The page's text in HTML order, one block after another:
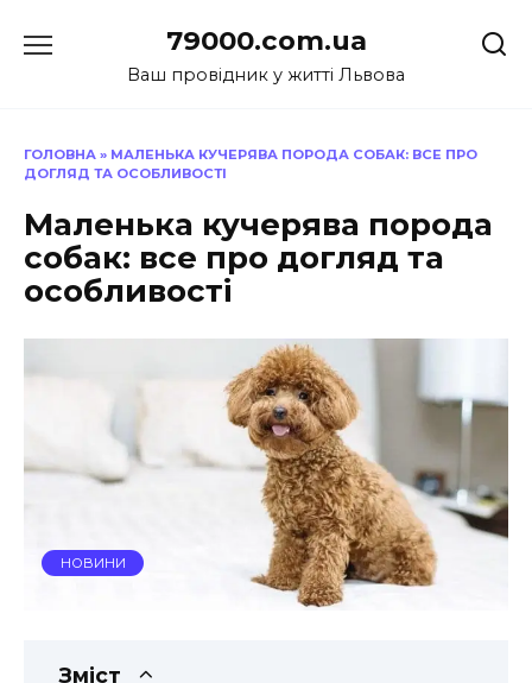
до
79000.com.ua
Ваш провідник у житті Львова
ГОЛОВНА » МАЛЕНЬКА КУЧЕРЯВА ПОРОДА СОБАК: ВСЕ ПРО
ДОГЛЯД ТА ОСОБЛИВОСТІ
Маленька кучерява порода
собак: все про догляд та
особливості
НОВИНИ
Зміст